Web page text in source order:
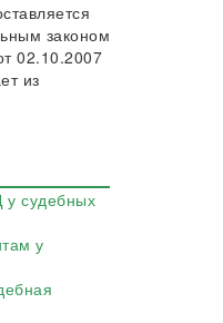
законом
02.10.2007
из
у судебных
у